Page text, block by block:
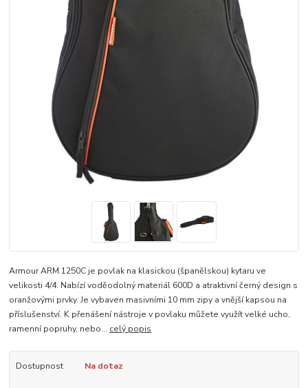
Armour ARM 1250C je povlak na klasickou (španělskou) kytaru ve
velikosti 4/4. Nabízí voděodolný materiál 600D a atraktivní černý design s
oranžovými prvky. Je vybaven masivními 10 mm zipy a vnější kapsou na
příslušenství. K přenášení nástroje v povlaku můžete využít velké ucho,
ramenní popruhy, nebo... celý popis
Dostupnost Na dotaz